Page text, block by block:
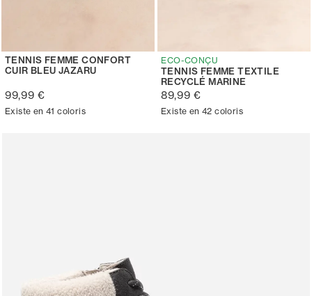
TENNIS FEMME CONFORT
CUIR BLEU JAZARU
99,99 €
Existe en 41 coloris
ECO-CONÇU
TENNIS FEMME TEXTILE
RECYCLÉ MARINE
89,99 €
Existe en 42 coloris